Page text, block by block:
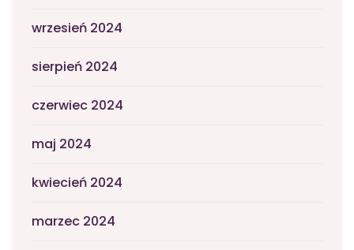
wrzesień 2024
sierpień 2024
czerwiec 2024
maj 2024
kwiecień 2024
marzec 2024